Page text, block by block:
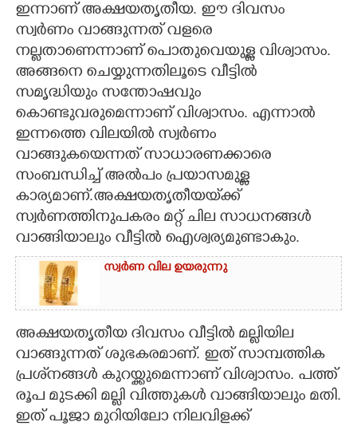
CARTOONS
LITERATURE
ZOOM
CONTACT US
ഇന്നാണ് അക്ഷയതൃതീയ. ഈ ദിവസം
സ്വർണം വാങ്ങുന്നത് വളരെ
നല്ലതാണെന്നാണ് പൊതുവെയുള്ള വിശ്വാസം.
അങ്ങനെ ചെയ്യുന്നതിലൂടെ വീട്ടിൽ
സമൃദ്ധിയും സന്തോഷവും
കൊണ്ടുവരുമെന്നാണ് വിശ്വാസം. എന്നാൽ
ഇന്നത്തെ വിലയിൽ സ്വർണം
വാങ്ങുകയെന്നത് സാധാരണക്കാരെ
സംബന്ധിച്ച് അൽപം പ്രയാസമുള്ള
കാര്യമാണ്.അക്ഷയതൃതീയയ്‌ക്ക്
സ്വർണത്തിനുപകരം മറ്റ് ചില സാധനങ്ങൾ
വാങ്ങിയാലും വീട്ടിൽ ഐശ്വര്യമുണ്ടാകും.
സ്വർണ വില ഉയരുന്നു
അക്ഷയതൃതീയ ദിവസം വീട്ടിൽ മല്ലിയില
വാങ്ങുന്നത് ശുഭകരമാണ്. ഇത് സാമ്പത്തിക
പ്രശ്‌നങ്ങൾ കുറയ്ക്കുമെന്നാണ് വിശ്വാസം. പത്ത്
രൂപ മുടക്കി മല്ലി വിത്തുകൾ വാങ്ങിയാലും മതി.
ഇത് പൂജാ മുറിയിലോ നിലവിളക്ക്